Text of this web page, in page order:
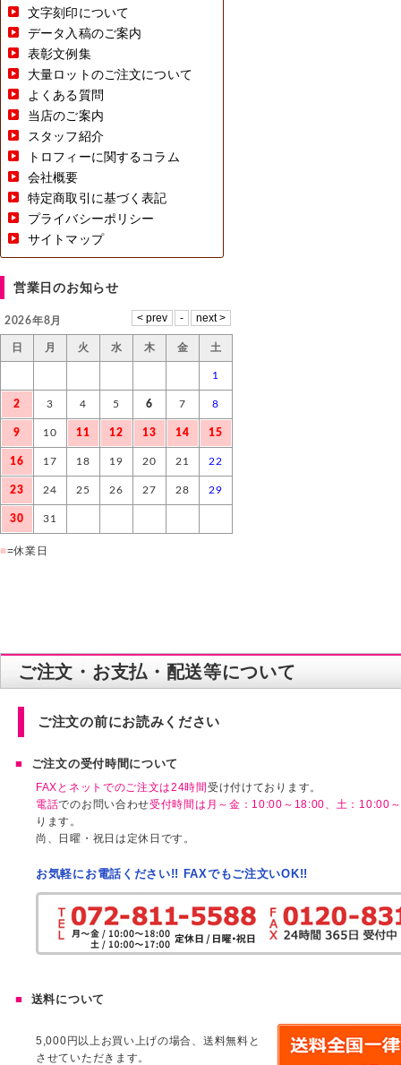
文字刻印について
データ入稿のご案内
表彰文例集
大量ロットのご注文について
よくある質問
当店のご案内
スタッフ紹介
トロフィーに関するコラム
会社概要
特定商取引に基づく表記
プライバシーポリシー
サイトマップ
営業日のお知らせ
2026年8月
日 月 火 水 木 金 土
1
2 3 4 5 6 7 8
9 10 11 12 13 14 15
16 17 18 19 20 21 22
23 24 25 26 27 28 29
30 31
■=休業日
ご注文・お支払・配送等について
ご注文の前にお読みください
ご注文の受付時間について
FAXとネットでのご注文は24時間受け付けております。
電話でのお問い合わせ受付時間は月～金：10:00～18:00、土：10:00
ります。
尚、日曜・祝日は定休日です。
お気軽にお電話ください!! FAXでもご注文いOK!!
送料について
5,000円以上お買い上げの場合、送料無料と
させていただきます。